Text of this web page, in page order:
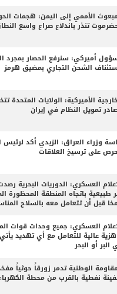
الأممي إلى اليمن: هجمات
تنذر باندلاع صراع واسع
أميركي: سنرفع الحصار بمجرد
الشحن التجاري بمضيق هرمز
الأميركية: الولايات المتحدة
تمويل النظام في إيران
وزراء العراق: الزيدي أكد
على ترسيخ العلاقات
العسكري: الدوريات البحرية
طبيعية باتجاه المنطقة المحظورة
قبل أن تتعامل معه بالسلاح
العسكري: جميع وحدات قوات
عالية للتعامل مع أي تهديد
البر أو البحر
الوطنية تدمر زورقاً حوثياً
نفطية بالقرب من محطة الكهرباء